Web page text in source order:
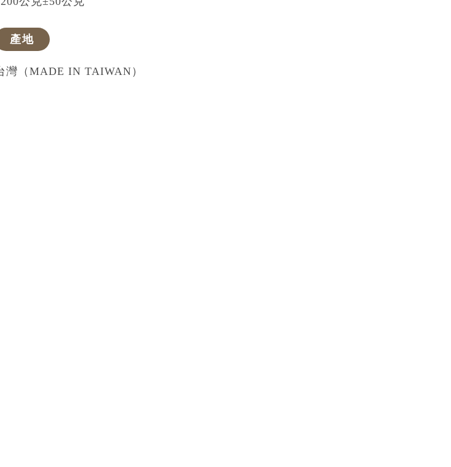
長（60cm）＊寬（34cm）＊（上高11.5cm／側高8.5cm）±1cm
枕頭重量